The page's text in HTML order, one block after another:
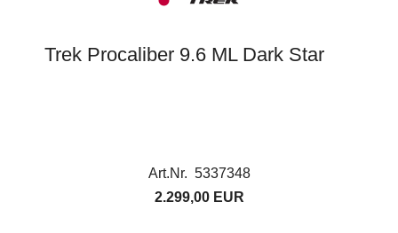
Trek Procaliber 9.6 ML Dark Star
Art.Nr. 5337348
2.299,00 EUR